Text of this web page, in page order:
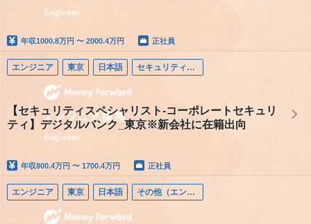
年収1000.8万円 〜 2000.4万円 正社員
エンジニア 東京 日本語 セキュリティエンジニア
【セキュリティスペシャリスト-コーポレートセキュリ
ティ】デジタルバンク_東京※新会社に在籍出向
年収800.4万円 〜 1700.4万円 正社員
エンジニア 東京 日本語 その他（エンジニア）